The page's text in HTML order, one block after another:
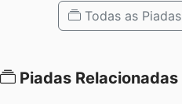
Todas as Piadas
Piadas Relacionadas